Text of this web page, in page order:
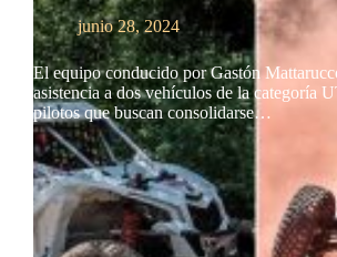
junio 28, 2024
El equipo conducido por Gastón
asistencia a dos vehículos de la categoría
pilotos que buscan consolidarse…